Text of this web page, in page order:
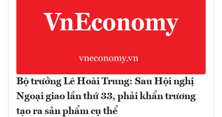
Bộ trưởng Lê Hoài Trung: Sau Hội nghị
Ngoại giao lần thứ 33, phải khẩn trương
tạo ra sản phẩm cụ thể